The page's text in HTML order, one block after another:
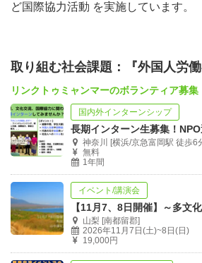
ど国際協力活動 を実施しています。
取り組む社会課題：『外国人労働
リンクトゥミャンマーのボランティア募集
国内外インターンシップ
神奈川 [横浜/京急富岡駅 徒歩6
無料
1年間
イベント/講演会
山梨 [南都留郡]
2026年11月7日(土)~8日(日)
19,000円